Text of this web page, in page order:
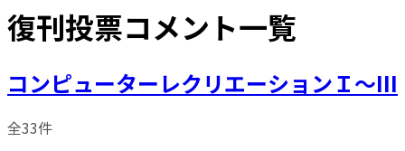
復刊投票コメント一覧
コンピューターレクリエーションＩ～III
全33件